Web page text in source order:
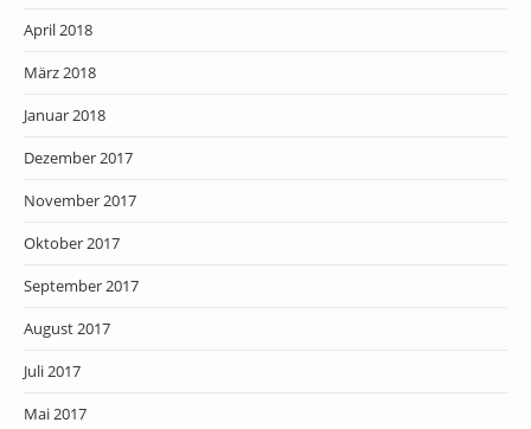
April 2018
März 2018
Januar 2018
Dezember 2017
November 2017
Oktober 2017
September 2017
August 2017
Juli 2017
Mai 2017